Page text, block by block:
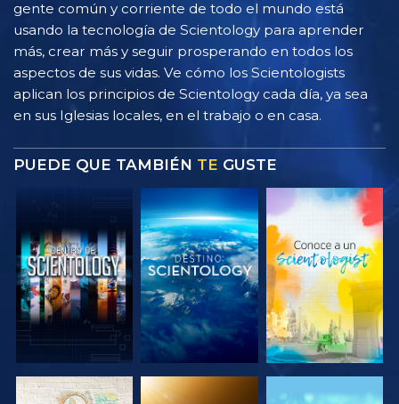
gente común y corriente de todo el mundo está
usando la tecnología de Scientology para aprender
más, crear más y seguir prosperando en todos los
aspectos de sus vidas. Ve cómo los Scientologists
aplican los principios de Scientology cada día, ya sea
en sus Iglesias locales, en el trabajo o en casa.
PUEDE QUE TAMBIÉN TE GUSTE